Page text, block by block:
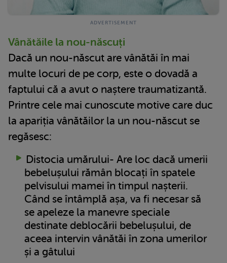
Vânătăile la nou-născuți
Dacă un nou-născut are vânătăi în mai
multe locuri de pe corp, este o dovadă a
faptului că a avut o naștere traumatizantă.
Printre cele mai cunoscute motive care duc
la apariția vânătăilor la un nou-născut se
regăsesc:
Distocia umărului- Are loc dacă umerii
bebelușului rămân blocați în spatele
pelvisului mamei în timpul nașterii.
Când se întâmplă așa, va fi necesar să
se apeleze la manevre speciale
destinate deblocării bebelușului, de
aceea intervin vânătăi în zona umerilor
și a gâtului